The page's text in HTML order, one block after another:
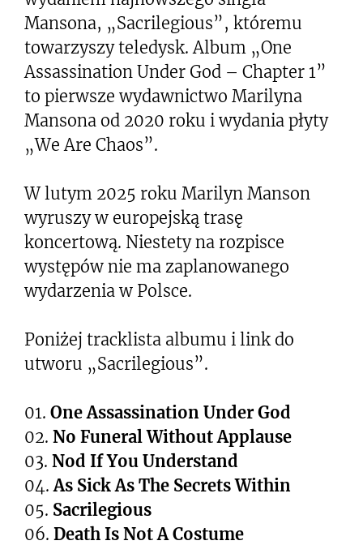
Mansona, „Sacrilegious”, któremu
towarzyszy teledysk. Album „One
Assassination Under God – Chapter 1”
to pierwsze wydawnictwo Marilyna
Mansona od 2020 roku i wydania płyty
„We Are Chaos”.
W lutym 2025 roku Marilyn Manson
wyruszy w europejską trasę
koncertową. Niestety na rozpisce
występów nie ma zaplanowanego
wydarzenia w Polsce.
Poniżej tracklista albumu i link do
utworu „Sacrilegious”.
01. One Assassination Under God
02. No Funeral Without Applause
03. Nod If You Understand
04.As Sick As The Secrets Within
05. Sacrilegious
06. Death Is Not A Costume